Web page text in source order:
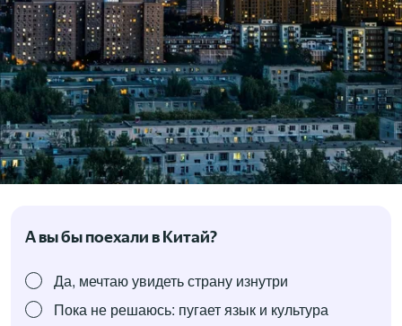
А вы бы поехали в Китай?
Да, мечтаю увидеть страну изнутри
Пока не решаюсь: пугает язык и культура